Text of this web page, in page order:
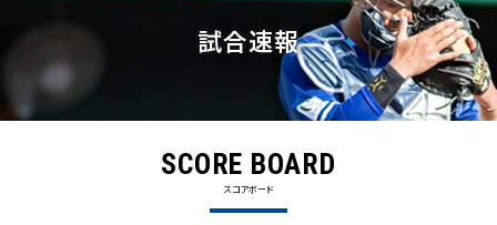
試合速報
SCORE BOARD
スコアボード